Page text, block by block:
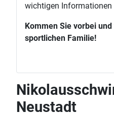
wichtigen Informationen
Kommen Sie vorbei
sportlichen Familie!
Neustadt